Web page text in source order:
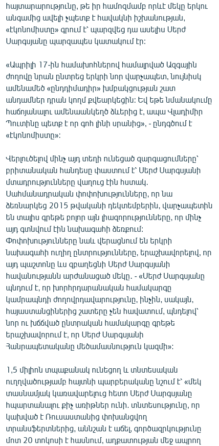
«Ազատության» բոլոր կայքերը
հայտարարությունը, թե իր համոզմամբ որևէ մեկը երկու
անգամից ավելի չպետք է հավակնի իշխանության,
«էկոնոմիստը» գրում է՝ պարզվեց դա ասելիս Սերժ
Սարգսյանը պարզապես կատակում էր:
«Ապրիլի 17-ին համախոհներով համալրված Ազգային
ժողովը նրան ընտրեց երկրի նոր վարչապետ, նույնիսկ
ամենամեծ «ընդդիմադիր» խմբակցության շատ
անդամներ դրան կողմ քվեարկեցին: Եվ եթե նմանակումը
հաճոյանալու ամենաանկեղծ ձևերից է, ապա Վլադիմիր
Պուտինը պետք է որ գոհ լինի սրանից», - ընդգծում է
«էկոնոմիստը»:
Վերլուծելով մինչ այդ տեղի ունեցած զարգացումները՝
բրիտանական հանդեսը փաստում է՝ Սերժ Սարգսյանի
մտադրությունները վաղուց էին հստակ.
Սահմանադրական փոփոխությունները, որ նա
ձեռնարկեց 2015 թվականի դեկտեմբերին, վարչապետին
են տալիս գրեթե բոլոր այն լիազորությունները, որ մինչ
այդ գտնվում էին նախագահի ձեռքում:
Փոփոխությունները նաև վերացնում են երկրի
նախագահի ուղիղ ընտրությունները, երաշխավորելով, որ
այդ պաշտոնը ևս զբաղեցնի Սերժ Սարգսյանի
հավանությանն արժանացած մեկը․ - «Սերժ Սարգսյանը
պնդում է, որ խորհրդարանական համակարգը
կամրապնդի ժողովրդավարությունը, ինչին, սակայն,
հայաստանցիներից շատերը չեն հավատում, պնդելով՝
նոր ու խճճված ընտրական համակարգը գրեթե
երաշխավորում է, որ Սերժ Սարգսյանի
Հանրապետականը մեծամասնություն կազմի»:
1,5 միլիոն տպաքանակ ունեցող և տնտեսական
ուղղվածությամբ հայտնի պարբերականը նշում է՝ «մեկ
տասնամյակ կառավարելուց հետո Սերժ Սարգսյանը
հպարտանալու քիչ առիթներ ունի. տնտեսությունը, որ
կախված է Ռուսաստանից փոխանցվող
տրանսֆերտներից, աննշան է աճել, գործազրկությունը
մոտ 20 տոկոսի է հասնում, աղքատության մեջ ապրող